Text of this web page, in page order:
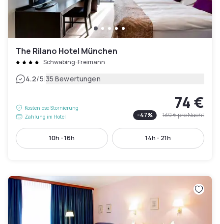
The Rilano Hotel München
Schwabing-Freimann
4.2/5|35 Bewertungen
Kostenlose Stornierung
Zahlung im Hotel
74 €
-47% 139 €pro Nacht
10h - 16h 14h - 21h